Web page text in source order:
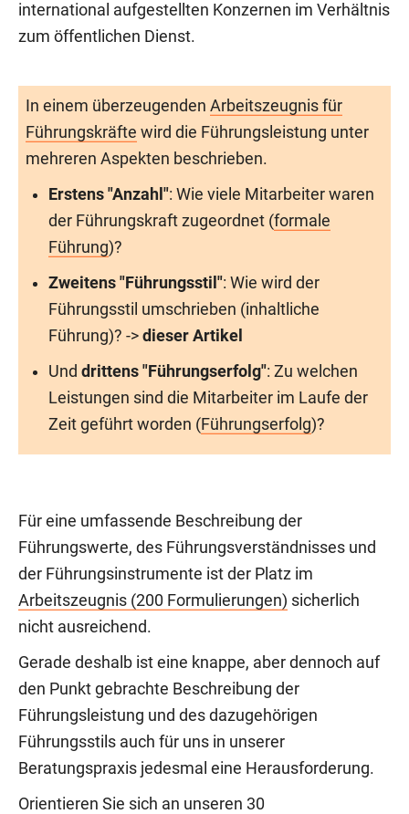
international aufgestellten Konzernen im Verhältnis
zum öffentlichen Dienst.
In einem überzeugenden Arbeitszeugnis für
Führungskräfte wird die Führungsleistung unter
mehreren Aspekten beschrieben.
Erstens "Anzahl": Wie viele Mitarbeiter waren
der Führungskraft zugeordnet (formale
Führung)?
Zweitens "Führungsstil": Wie wird der
Führungsstil umschrieben (inhaltliche
Führung)? -> dieser Artikel
Und drittens "Führungserfolg": Zu welchen
Leistungen sind die Mitarbeiter im Laufe der
Zeit geführt worden (Führungserfolg)?
Für eine umfassende Beschreibung der
Führungswerte, des Führungsverständnisses und
der Führungsinstrumente ist der Platz im
Arbeitszeugnis (200 Formulierungen) sicherlich
nicht ausreichend.
Gerade deshalb ist eine knappe, aber dennoch auf
den Punkt gebrachte Beschreibung der
Führungsleistung und des dazugehörigen
Führungsstils auch für uns in unserer
Beratungspraxis jedesmal eine Herausforderung.
Orientieren Sie sich an unseren 30